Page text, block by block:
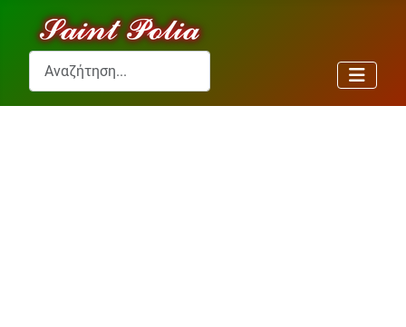
Αναζήτηση...